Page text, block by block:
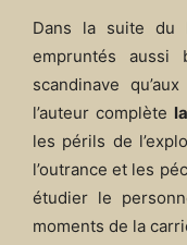
Dans la suite du
empruntés aussi
scandinave
l’auteur complète
les périls de
l’outrance et les
étudier le
moments de la